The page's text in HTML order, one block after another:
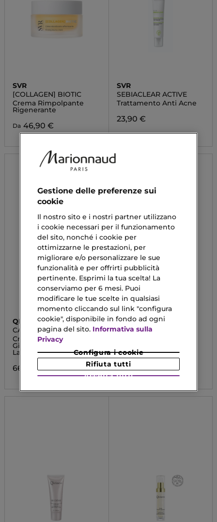
SVR
[COLLAGEN] BIOTIC
Crema Rimpolpante
Rigenerante
Da 46,90 €
SVR
SEBIACLEAR ACTIVE
Trattamento Anti Acne
23,90 €
QIRINESS
CARESSE REGARD
SUBLIME
Crema Suprema
Giovinezza Occhi &
Labbra
66,00 €
GUERLAIN
ABEILLE ROYALE
Da 131,90 €
Gestione delle preferenze sui
cookie
Il nostro sito e i nostri partner utilizzano
i cookie necessari per il funzionamento
del sito, nonché i cookie per
ottimizzarne le prestazioni, per
migliorare e/o personalizzare le sue
funzionalità e per offrirti pubblicità
pertinente. Esprimi la tua scelta! La
conserviamo per 6 mesi. Puoi
modificare le tue scelte in qualsiasi
momento cliccando sul link "configura
cookie", disponibile in fondo ad ogni
pagina del sito. Informativa sulla
Privacy
Configura i cookie
Rifiuta tutti
Accetta tutti